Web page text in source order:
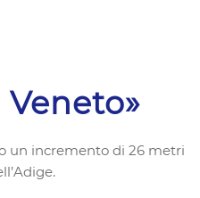
un incremento di 26 metri